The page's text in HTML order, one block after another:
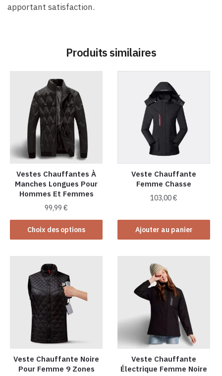
apportant satisfaction.
Produits similaires
Vestes Chauffantes À
Manches Longues Pour
Hommes Et Femmes
99,99€
Choix des options
Ce
produit
variations.
Les
options
peuvent
être
choisies
sur
la
page
Veste Chauffante
Femme Chasse
103,00€
Ajouter au panier
Veste Chauffante Noire
Pour Femme 9 Zones
Veste Chauffante
Électrique Femme Noire